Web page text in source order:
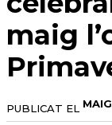
maig
PUBLICAT EL